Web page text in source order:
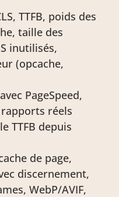
TTFB, poids des
taille des
inutilisés,
(opcache,
PageSpeed,
rapports réels
TTFB depuis
de page,
discernement,
WebP/AVIF,